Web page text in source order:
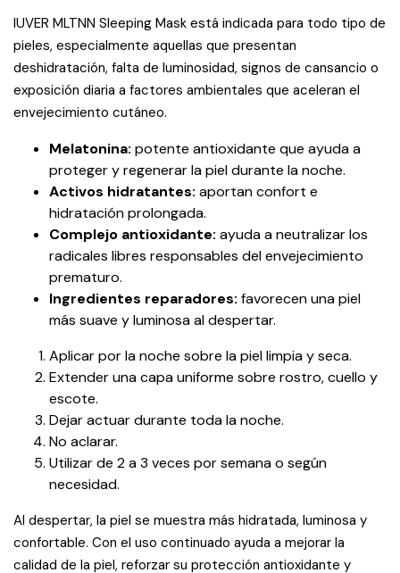
IUVER MLTNN Sleeping Mask está indicada para todo tipo de
pieles, especialmente aquellas que presentan
deshidratación, falta de luminosidad, signos de cansancio o
exposición diaria a factores ambientales que aceleran el
envejecimiento cutáneo.
Melatonina: potente antioxidante que ayuda a
proteger y regenerar la piel durante la noche.
Activos hidratantes: aportan confort e
hidratación prolongada.
Complejo antioxidante: ayuda a neutralizar los
radicales libres responsables del envejecimiento
prematuro.
Ingredientes reparadores: favorecen una piel
más suave y luminosa al despertar.
Aplicar por la noche sobre la piel limpia y seca.
Extender una capa uniforme sobre rostro, cuello y
escote.
Dejar actuar durante toda la noche.
No aclarar.
Utilizar de 2 a 3 veces por semana o según
necesidad.
Al despertar, la piel se muestra más hidratada, luminosa y
confortable. Con el uso continuado ayuda a mejorar la
calidad de la piel, reforzar su protección antioxidante y